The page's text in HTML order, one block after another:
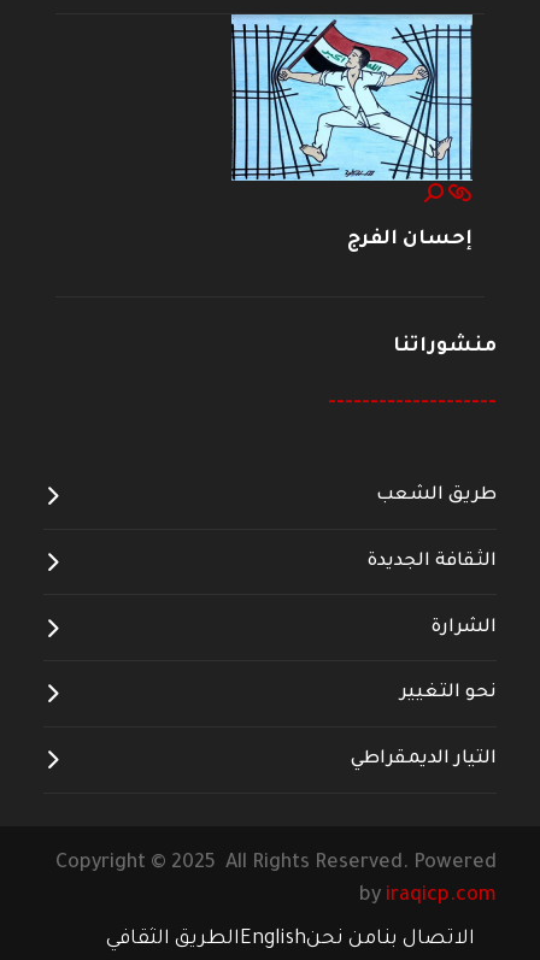
إحسان الفرج
منشوراتنا
--------------------
طريق الشعب
الثقافة الجديدة
الشرارة
نحو التغيير
التيار الديمقراطي
Copyright © 2025 All Rights Reserved. Powered
by iraqicp.com
الاتصال بنامن نحنEnglishالطريق الثقافي